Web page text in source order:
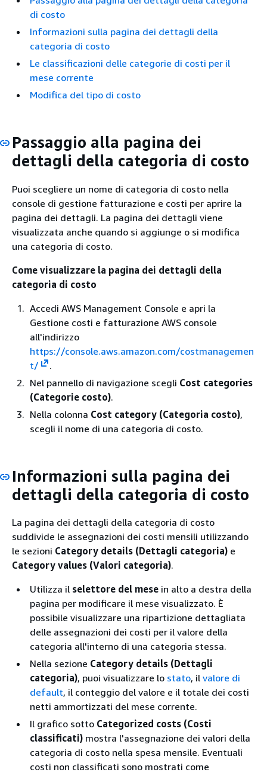
di costo
Informazioni sulla pagina dei dettagli della
categoria di costo
Le classificazioni delle categorie di costi per il
mese corrente
Modifica del tipo di costo
Passaggio alla pagina dei
dettagli della categoria di costo
Puoi scegliere un nome di categoria di costo nella
console di gestione fatturazione e costi per aprire la
pagina dei dettagli. La pagina dei dettagli viene
visualizzata anche quando si aggiunge o si modifica
una categoria di costo.
Come visualizzare la pagina dei dettagli della
categoria di costo
Accedi AWS Management Console e apri la
Gestione costi e fatturazione AWS console
all'indirizzo
https://console.aws.amazon.com/costmanagemen
t/
.
Nel pannello di navigazione scegli Cost categories
(Categorie costo).
Nella colonna Cost category (Categoria costo),
scegli il nome di una categoria di costo.
Informazioni sulla pagina dei
dettagli della categoria di costo
La pagina dei dettagli della categoria di costo
suddivide le assegnazioni dei costi mensili utilizzando
le sezioni Category details (Dettagli categoria) e
Category values (Valori categoria).
Utilizza il selettore del mese in alto a destra della
pagina per modificare il mese visualizzato. È
possibile visualizzare una ripartizione dettagliata
delle assegnazioni dei costi per il valore della
categoria all'interno di una categoria stessa.
Nella sezione Category details (Dettagli
categoria), puoi visualizzare lo stato, il valore di
default, il conteggio del valore e il totale dei costi
netti ammortizzati del mese corrente.
Il grafico sotto Categorized costs (Costi
classificati) mostra l'assegnazione dei valori della
categoria di costo nella spesa mensile. Eventuali
costi non classificati sono mostrati come